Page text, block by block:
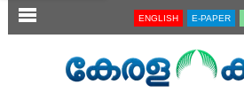
SECTIONS ENGLISH E-PAPER